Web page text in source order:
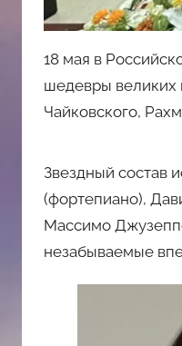
18 мая в
шедевры великих
Чайковского,
Звездный состав
(фортепиано),
Массимо
незабываемые